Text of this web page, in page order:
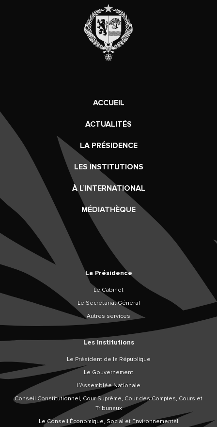
ACCUEIL
ACTUALITÉS
LA PRÉSIDENCE
LES INSTITUTIONS
À L’INTERNATIONAL
MÉDIATHÈQUE
La Présidence
Le Cabinet
Le Secrétariat Général
Autres services
Les Institutions
Le Président de la République
Le Gouvernement
L’Assemblée Nationale
Conseil Constitutionnel, Cour Suprême, Cour des Comptes, Cours et
Tribunaux
Le Conseil Économique, Social et Environnemental